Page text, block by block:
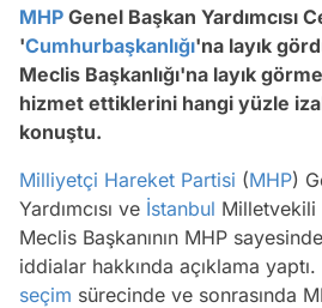
MHP Genel Başkan Yardımcısı
'Cumhurbaşkanlığı'na layık
Meclis Başkanlığı'na layık
hizmet ettiklerini hangi yüzle
konuştu.
Milliyetçi Hareket Partisi (MHP)
Yardımcısı ve İstanbul Milletvekili
Meclis Başkanının MHP
iddialar hakkında açıklama yaptı.
seçim sürecinde ve sonrasında